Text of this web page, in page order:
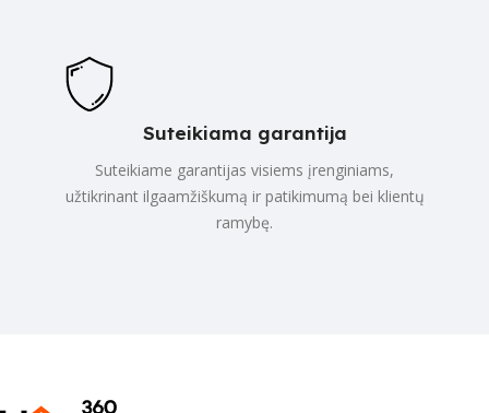
Suteikiama garantija
Suteikiame garantijas visiems įrenginiams,
užtikrinant ilgaamžiškumą ir patikimumą bei klientų
ramybę.